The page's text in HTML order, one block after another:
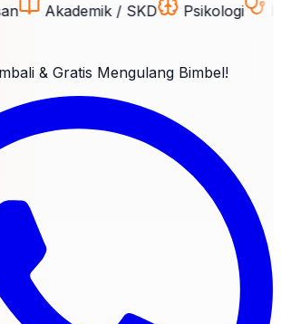
/ SKD Psikologi
& Gratis Mengulang Bimbel!